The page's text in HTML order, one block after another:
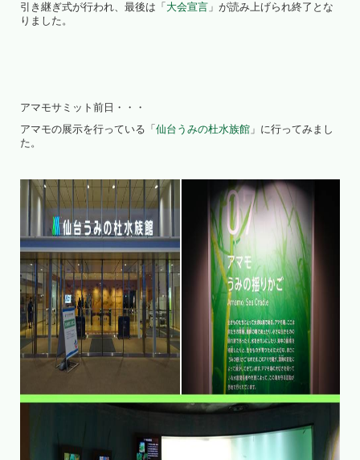
引き継ぎ式が行われ、最後は「 大会宣言 」が読み上げられ終了とな
りました。
アマモサミット前日・・・
アマモの展示を行っている「 仙台うみの杜水族館 」に行ってみまし
た。